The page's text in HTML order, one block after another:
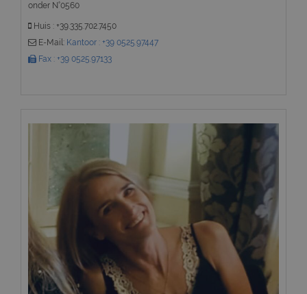
onder N°0560
Huis : +39.335.702.7450
E-Mail: Kantoor : +39 0525.97447
Fax : +39 0525.97133